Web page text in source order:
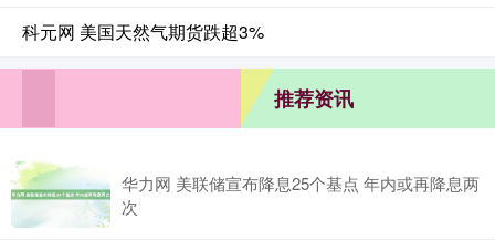
科元网 美国天然气期货跌超3%
推荐资讯
华力网 美联储宣布降息25个基点 年内或再降息两
次